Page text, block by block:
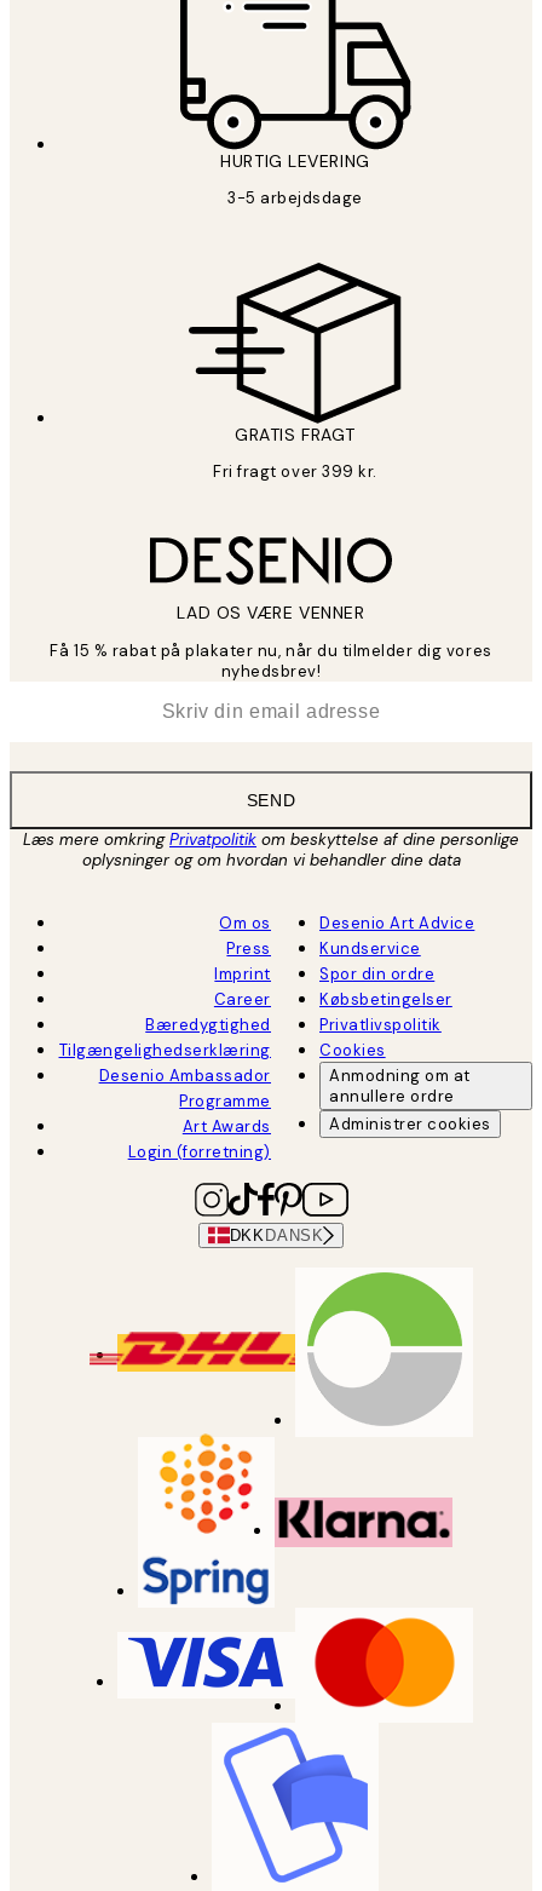
HURTIG LEVERING
3-5 arbejdsdage
GRATIS FRAGT
Fri fragt over 399 kr.
LAD OS VÆRE VENNER
Få 15 % rabat på plakater nu, når du tilmelder dig vores
nyhedsbrev!
SEND
Læs mere omkringPrivatpolitik om beskyttelse af dine personlige
oplysninger og om hvordan vi behandler dine data
Om os
Press
Imprint
Career
Bæredygtighed
Tilgængelighedserklæring
Desenio Ambassador
Programme
Art Awards
Login (forretning)
Desenio Art Advice
Kundservice
Spor din ordre
Købsbetingelser
Privatlivspolitik
Cookies
Anmodning om at
annullere ordre
Administrer cookies
DKK DANSK